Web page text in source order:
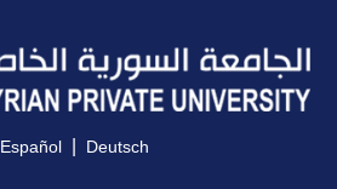
Español | Deutsch